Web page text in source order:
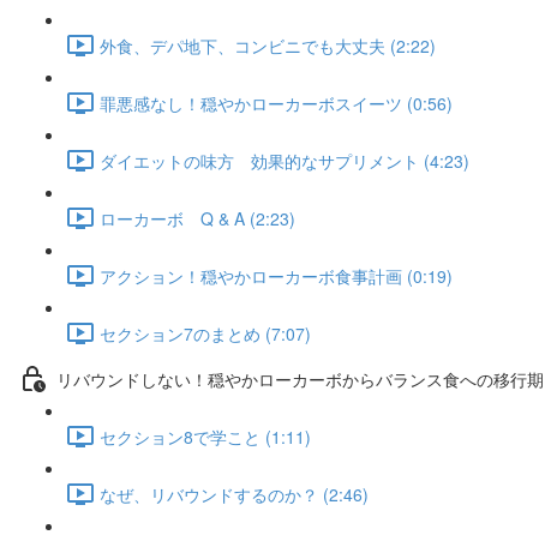
外食、デパ地下、コンビニでも大丈夫 (2:22)
罪悪感なし！穏やかローカーボスイーツ (0:56)
ダイエットの味方 効果的なサプリメント (4:23)
ローカーボ Q & A (2:23)
アクション！穏やかローカーボ食事計画 (0:19)
セクション7のまとめ (7:07)
リバウンドしない！穏やかローカーボからバランス食への移行期
セクション8で学こと (1:11)
なぜ、リバウンドするのか？ (2:46)